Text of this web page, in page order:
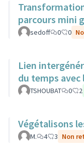
parcours mini
sedoff 0 0
Lien
du temps avec
TSHOUBAT 0 2
Végétalisons
M. 4 3 Non